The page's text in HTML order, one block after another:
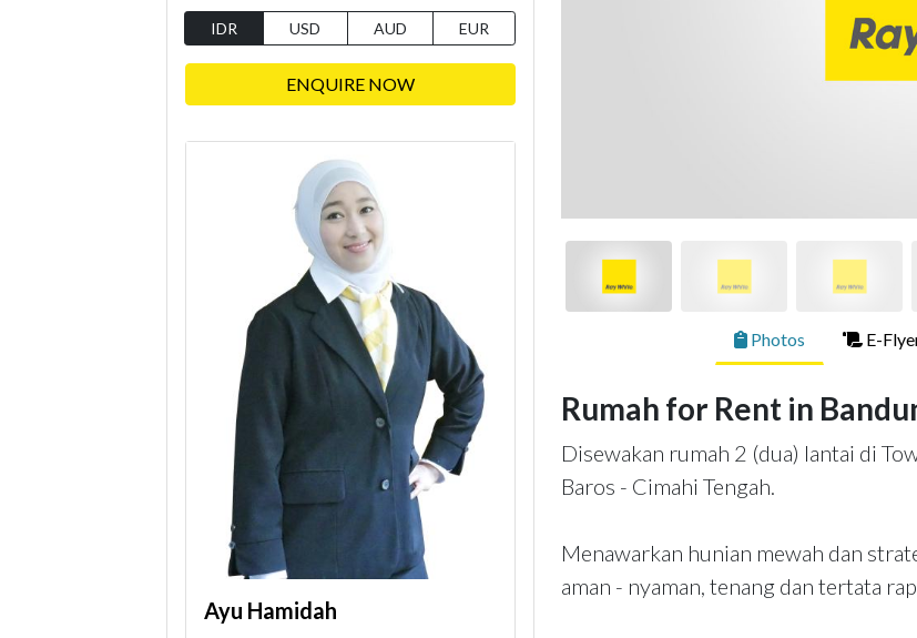
IDR USD AUD EUR
ENQUIRE NOW
Ayu Hamidah
Photos E-
Rumah for Rent in
Disewakan rumah 2 (dua) lantai di
Baros - Cimahi Tengah.
Menawarkan hunian mewah dan
aman - nyaman, tenang dan tertata